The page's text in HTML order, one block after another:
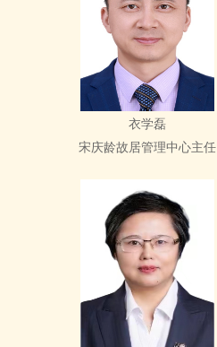
衣学磊
宋庆龄故居管理中心主任